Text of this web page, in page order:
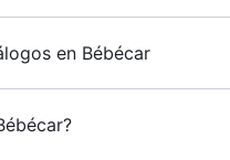
en Bébécar